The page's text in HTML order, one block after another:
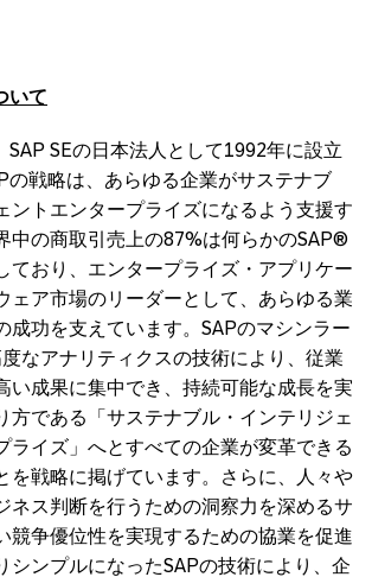
いて
SAP SEの日本法人として1992年に設立
の戦略は、あらゆる企業がサステナブ
ントエンタープライズになるよう支援す
中の商取引売上の87%は何らかのSAP®
ており、エンタープライズ・アプリケー
ェア市場のリーダーとして、あらゆる業
成功を支えています。SAPのマシンラー
なアナリティクスの技術により、従業
い成果に集中でき、持続可能な成長を実
方である「サステナブル・インテリジェ
ライズ」へとすべての企業が変革できる
を戦略に掲げています。さらに、人々や
ネス判断を行うための洞察力を深めるサ
競争優位性を実現するための協業を促進
シンプルになったSAPの技術により、企